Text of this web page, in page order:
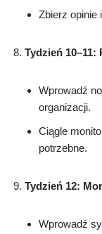
Zbierz opinie
Tydzień 10–11:
Wprowadź
organizacji.
Ciągle
potrzebne.
Tydzień 12:
Wprowadź